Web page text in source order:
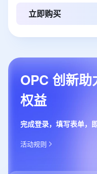
立即购买
OPC 创新
权益
完成登录，填写表单，
活动规则